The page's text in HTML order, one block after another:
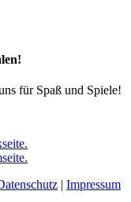
für Spaß und Spiele!
| Impressum